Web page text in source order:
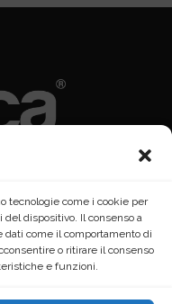
tecnologie come i cookie per
dispositivo. Il consenso a
come il comportamento di
o ritirare il consenso
e funzioni.